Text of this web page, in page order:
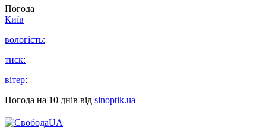
Погода
Київ
вологість:
тиск:
вітер:
Погода на 10 днів від sinoptik.ua